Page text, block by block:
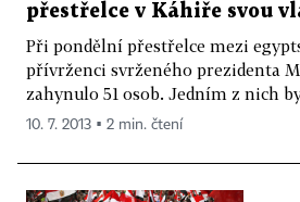
přestřelce v Káhiře svou
Při pondělní přestřelce mezi
přívrženci svrženého prezidenta
zahynulo 51 osob. Jedním z nich
10. 7. 2013 ▪ 2 min. čtení